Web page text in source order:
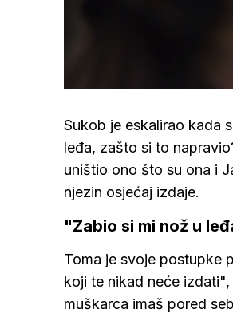
zvuk
Sukob je eskalirao kada
leđa, zašto si to
uništio ono što su ona i
njezin osjećaj izdaje.
"Zabio si mi nož u
Toma je svoje postupke
koji te nikad neće
muškarca imaš pored